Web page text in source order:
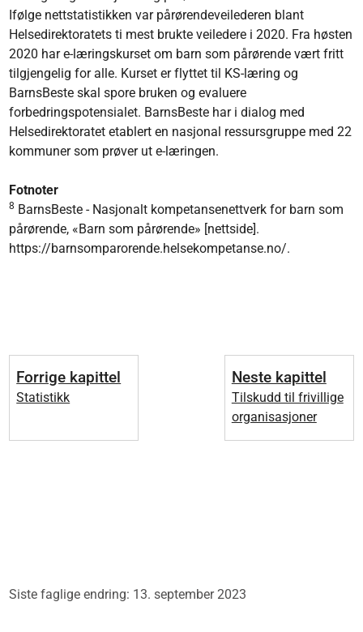
Ifølge nettstatistikken var pårørendeveilederen blant
Helsedirektoratets ti mest brukte veiledere i 2020. Fra høsten
2020 har e-læringskurset om barn som pårørende vært fritt
tilgjengelig for alle. Kurset er flyttet til KS-læring og
BarnsBeste skal spore bruken og evaluere
forbedringspotensialet. BarnsBeste har i dialog med
Helsedirektoratet etablert en nasjonal ressursgruppe med 22
kommuner som prøver ut e-læringen.
Fotnoter
8 BarnsBeste - Nasjonalt kompetansenettverk for barn som
pårørende, «Barn som pårørende» [nettside].
https://barnsomparorende.helsekompetanse.no/.
Forrige kapittel
Statistikk
Neste kapittel
Tilskudd til frivillige
organisasjoner
Siste faglige endring: 13. september 2023